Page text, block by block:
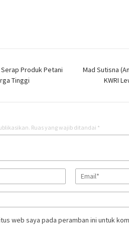
Serap Produk Petani
Tinggi
Mad Sutisna
KWRI
Ruas yang wajib ditandai *
web saya pada peramban ini untuk